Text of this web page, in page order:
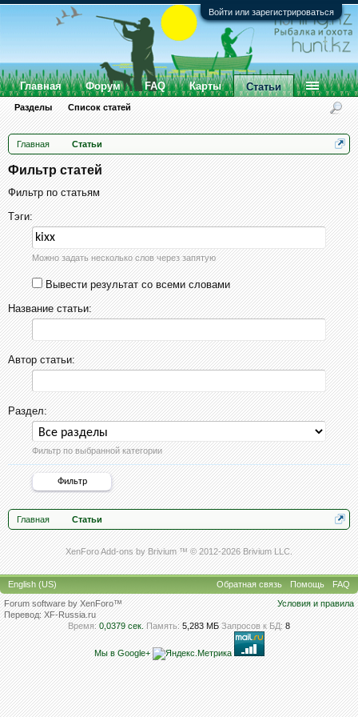
Войти или зарегистрироваться
Главная Статьи
Фильтр статей
Фильтр по статьям
Тэги:
Можно задать несколько слов через запятую
Вывести результат со всеми словами
Название статьи:
Автор статьи:
Раздел:
Фильтр по выбранной категории
Главная Статьи
XenForo Add-ons by Brivium ™ © 2012-2026 Brivium LLC.
Главная Форум FAQ Карты Статьи
Разделы Список статей
English (US) Обратная связь Помощь
FAQ
Условия и правила
Forum software by XenForo™
Перевод:XF-Russia.ru
Время: 0,0379 сек. Память: 5,283 МБ Запросов к БД: 8
Мы в Google+